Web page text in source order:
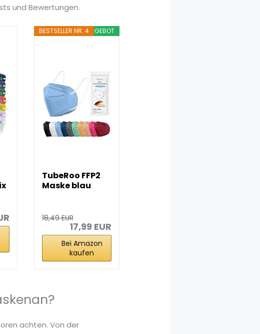
und Bewertungen.
ANGEBOT
BESTSELLER NR. 4
TubeRoo FFP2
Maske blau
18,49 EUR
17,99 EUR
Bei Amazon
kaufen
achten. Von der